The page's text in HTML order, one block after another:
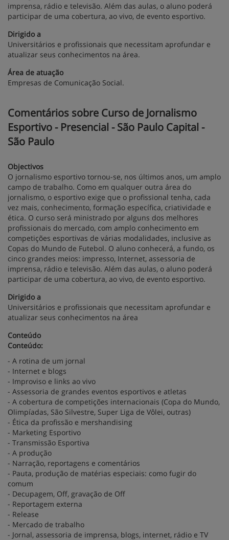
imprensa, rádio e televisão. Além das aulas, o aluno poderá
participar de uma cobertura, ao vivo, de evento esportivo.
Dirigido a
Universitários e profissionais que necessitam aprofundar e
atualizar seus conhecimentos na área.
Área de atuação
Empresas de Comunicação Social.
Comentários sobre Curso de Jornalismo
Esportivo - Presencial - São Paulo Capital -
São Paulo
Objectivos
O jornalismo esportivo tornou-se, nos últimos anos, um amplo
campo de trabalho. Como em qualquer outra área do
jornalismo, o esportivo exige que o profissional tenha, cada
vez mais, conhecimento, formação específica, criatividade e
ética. O curso será ministrado por alguns dos melhores
profissionais do mercado, com amplo conhecimento em
competições esportivas de várias modalidades, inclusive as
Copas do Mundo de Futebol. O aluno conhecerá, a fundo, os
cinco grandes meios: impresso, Internet, assessoria de
imprensa, rádio e televisão. Além das aulas, o aluno poderá
participar de uma cobertura, ao vivo, de evento esportivo.
Dirigido a
Universitários e profissionais que necessitam aprofundar e
atualizar seus conhecimentos na área
Conteúdo
Conteúdo:
- A rotina de um jornal
- Internet e blogs
- Improviso e links ao vivo
- Assessoria de grandes eventos esportivos e atletas
- A cobertura de competições internacionais (Copa do Mundo,
Olimpíadas, São Silvestre, Super Liga de Vôlei, outras)
- Ética da profissão e mershandising
- Marketing Esportivo
- Transmissão Esportiva
- A produção
- Narração, reportagens e comentários
- Pauta, produção de matérias especiais: como fugir do
comum
- Decupagem, Off, gravação de Off
- Reportagem externa
- Release
- Mercado de trabalho
- Jornal, assessoria de imprensa, blogs, internet, rádio e TV